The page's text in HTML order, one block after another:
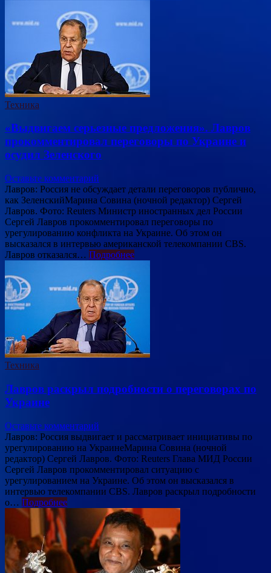
Техника
«Выдвигаем серьезные предложения». Лавров
прокомментировал переговоры по Украине и
осудил Зеленского
Оставьте комментарий
Лавров: Россия не обсуждает детали переговоров публично,
как ЗеленскийМарина Совина (ночной редактор) Сергей
Лавров. Фото: Reuters Министр иностранных дел России
Сергей Лавров прокомментировал переговоры по
урегулированию конфликта на Украине. Об этом он
высказался в интервью американской телекомпании CBS.
Лавров отказался… Подробнее
Техника
Лавров раскрыл подробности о переговорах по
Украине
Оставьте комментарий
Лавров: Россия выдвигает и рассматривает инициативы по
урегулированию на УкраинеМарина Совина (ночной
редактор) Сергей Лавров. Фото: Reuters Глава МИД России
Сергей Лавров прокомментировал ситуацию с
урегулированием на Украине. Об этом он высказался в
интервью телекомпании CBS. Лавров раскрыл подробности
о… Подробнее